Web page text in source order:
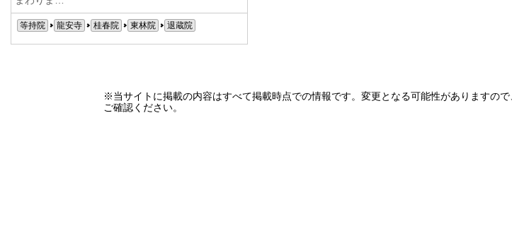
等持院 龍安寺 桂春院 東林院 退蔵院
※当サイトに掲載の内容はすべて掲載時点での情報です。変更となる可能性がありますの
ご確認ください。